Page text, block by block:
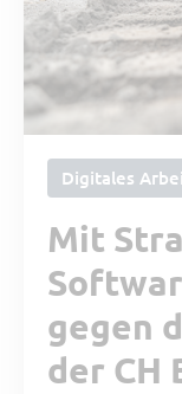
Digitales
Mit
gegen
der CH